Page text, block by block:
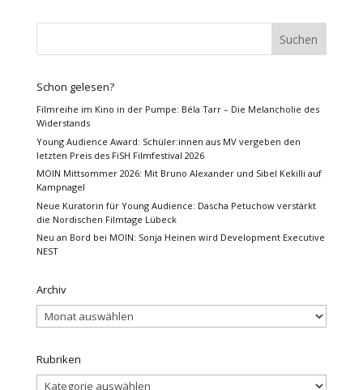
Schon gelesen?
Filmreihe im Kino in der Pumpe: Béla Tarr – Die Melancholie des
Widerstands
Young Audience Award: Schüler:innen aus MV vergeben den
letzten Preis des FiSH Filmfestival 2026
MOIN Mittsommer 2026: Mit Bruno Alexander und Sibel Kekilli auf
Kampnagel
Neue Kuratorin für Young Audience: Dascha Petuchow verstärkt
die Nordischen Filmtage Lübeck
Neu an Bord bei MOIN: Sonja Heinen wird Development Executive
NEST
Archiv
Archiv
Rubriken
Rubriken